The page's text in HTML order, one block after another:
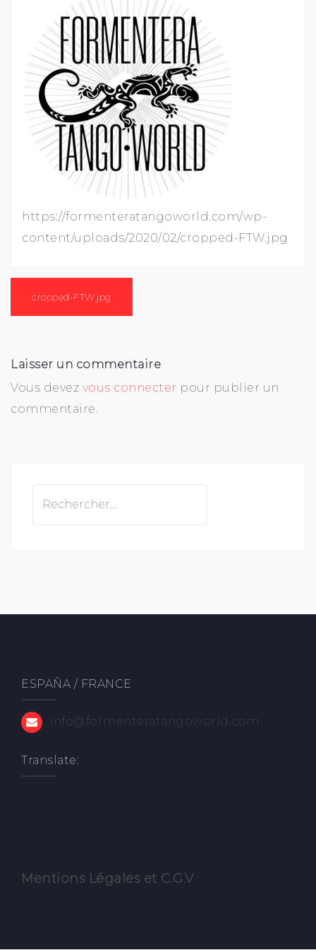
https://formenteratangoworld.com/wp-
content/uploads/2020/02/cropped-FTW.jpg
cropped-FTW.jpg
Laisser un commentaire
Vous devez vous connecter pour publier un
commentaire.
ESPAÑA / FRANCE
info@formenteratangoworld.com
Translate:
Mentions Légales et C.G.V